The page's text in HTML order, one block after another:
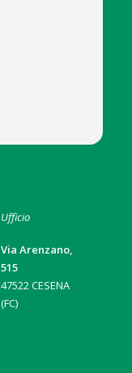
Ufficio
Via Arenzano,
515
47522 CESENA
(FC)